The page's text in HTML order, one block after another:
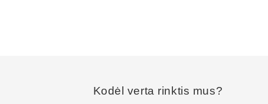
Kodėl verta rinktis mus?